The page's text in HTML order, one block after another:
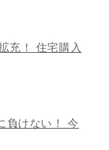
充！ 住宅購入
負けない！ 今